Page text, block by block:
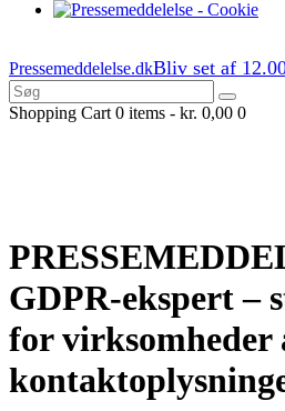
Pressemeddelelse.dkBliv set af
Shopping Cart 0 items - kr. 0,00 0
GDPR-ekspert –
for virksomheder